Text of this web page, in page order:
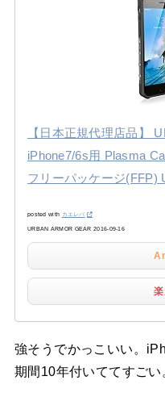
【日本正規代理店品】
iPhone7/6s用 Plasma
フリーパッケージ(FFP)
posted with カエレバ
URBAN ARMOR GEAR 2016-09-16
強そうでかっこいい。
期間10年付いててすごい